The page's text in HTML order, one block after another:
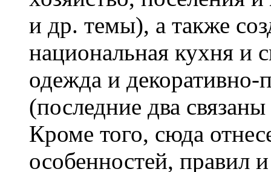
и др. темы), а также
национальная кухня и
одежда и декоративно-
(последние два
Кроме того, сюда
особенностей, правил